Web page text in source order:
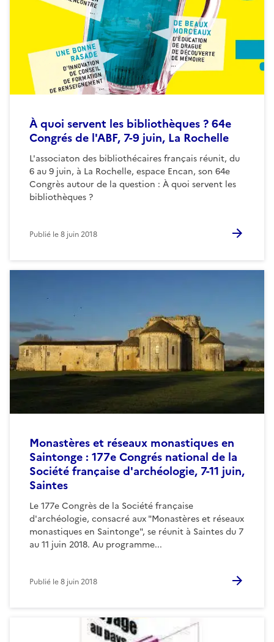
À quoi servent les bibliothèques ? 64e
Congrés de l'ABF, 7-9 juin, La Rochelle
L'associaton des bibliothécaires français réunit, du
6 au 9 juin, à La Rochelle, espace Encan, son 64e
Congrès autour de la question : À quoi servent les
bibliothèques ?
Publié le8 juin 2018
Monastères et réseaux monastiques en
Saintonge : 177e Congrés national de la
Société française d'archéologie, 7-11 juin,
Saintes
Le 177e Congrès de la Société française
d'archéologie, consacré aux "Monastères et réseaux
monastiques en Saintonge", se réunit à Saintes du 7
au 11 juin 2018. Au programme...
Publié le8 juin 2018